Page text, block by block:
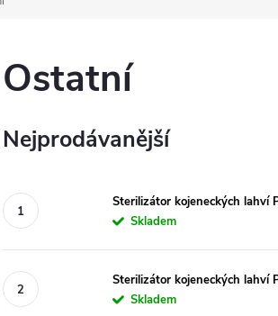
Ostatní
Nejprodávanější
Sterilizátor kojeneckých lahví
Skladem
Sterilizátor kojeneckých lahví
Skladem